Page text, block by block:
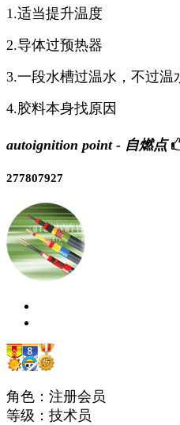
1.适当提升温度
2.导体过预热器
3.一段水槽过温水，不过温
4.胶料本身找原因
autoignition point - 自燃点
277807927
角色：注册会员
等级：技术员